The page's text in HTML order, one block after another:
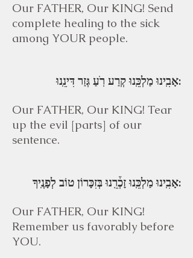
Our FATHER, Our KING! Send
complete healing to the sick
among YOUR people.
אָבִֽינוּ מַלְכֵּֽנוּ קְרַע רֹֽעַ גְּזַר דִּינֵֽנוּ:
Our FATHER, Our KING! Tear
up the evil [parts] of our
sentence.
אָבִֽינוּ מַלְכֵּֽנוּ זָכְ֒רֵֽנוּ בְּזִכָּרוֹן טוֹב לְפָנֶֽיךָ:
Our FATHER, Our KING!
Remember us favorably before
YOU.